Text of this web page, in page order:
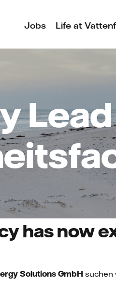
Jobs Life at
has now
Solutions GmbH suchen